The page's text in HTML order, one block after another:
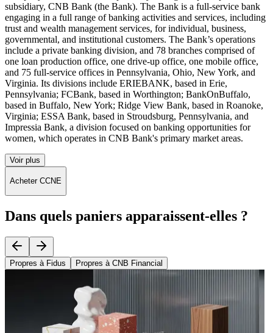
subsidiary, CNB Bank (the Bank). The Bank is a full-service bank
engaging in a full range of banking activities and services, including
trust and wealth management services, for individual, business,
governmental, and institutional customers. The Bank’s operations
include a private banking division, and 78 branches comprised of
one loan production office, one drive-up office, one mobile office,
and 75 full-service offices in Pennsylvania, Ohio, New York, and
Virginia. Its divisions include ERIEBANK, based in Erie,
Pennsylvania; FCBank, based in Worthington; BankOnBuffalo,
based in Buffalo, New York; Ridge View Bank, based in Roanoke,
Virginia; ESSA Bank, based in Stroudsburg, Pennsylvania, and
Impressia Bank, a division focused on banking opportunities for
women, which operates in CNB Bank's primary market areas.
Voir plus
Acheter CCNE
Dans quels paniers apparaissent-elles ?
Propres à Fidus Propres à CNB Financial